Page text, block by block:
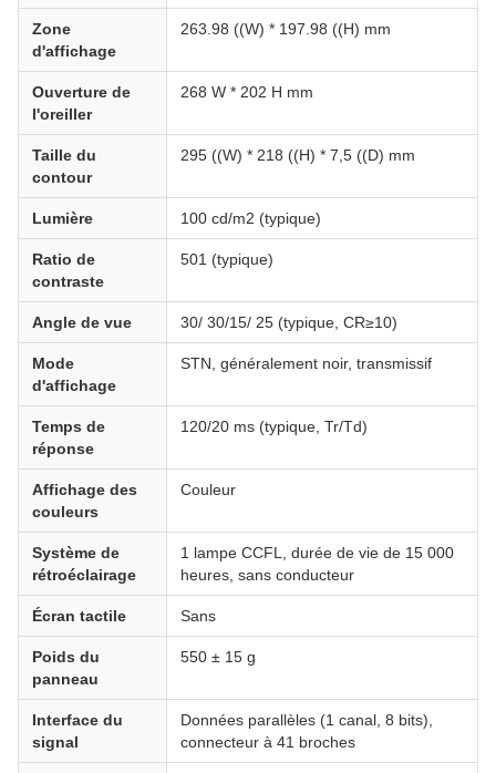
Zone
d'affichage
263.98 ((W) * 197.98 ((H) mm
Ouverture de
l'oreiller
268 W * 202 H mm
Taille du
contour
295 ((W) * 218 ((H) * 7,5 ((D) mm
Lumière 100 cd/m2 (typique)
Ratio de
contraste
501 (typique)
Angle de vue 30/ 30/15/ 25 (typique, CR≥10)
Mode
d'affichage
STN, généralement noir, transmissif
Temps de
réponse
120/20 ms (typique, Tr/Td)
Affichage des
couleurs
Couleur
Système de
rétroéclairage
1 lampe CCFL, durée de vie de 15 000
heures, sans conducteur
Écran tactile Sans
Poids du
panneau
550 ± 15 g
Interface du
signal
Données parallèles (1 canal, 8 bits),
connecteur à 41 broches